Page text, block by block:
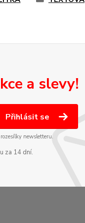
a slevy!
Přihlásit se
newsletteru.
za 14 dní.